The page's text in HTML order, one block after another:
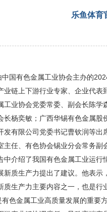
乐鱼体育
国有色金属工业协会主办的
业链上下游行业专家、企业代表
工业协会党委常委、副会长陈
长杨奕敏；广西华锡有色金属
发有限公司党委书记曹钦润等
主任、有色协会锡业分会常务副
中介绍了我国有色金属工业运
新质生产力提出了建议。他表
质生产力主要内容之一，也是
有色金属工业高质量发展的重